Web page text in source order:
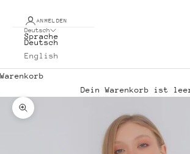
ANMELDEN
Deutsch
Sprache
Deutsch
English
Warenkorb
Dein Warenkorb ist
Bild vergrößern